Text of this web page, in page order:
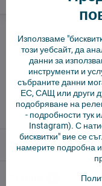
производител:
✅ Готов за
✅ БЕЗПЛАТНА
✅ 14 дни политика за
Описание
Използваме
този уебсайт, да
данни за
инструменти и
събраните данни
ЕС, САЩ или други
подобряване на
- подробности тук
Instagram). С
бисквитки" вие се
намерите подробна